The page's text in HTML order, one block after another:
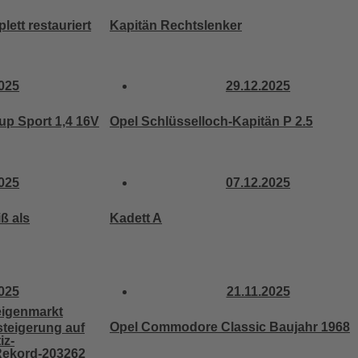
restauriert Kapitän Rechtslenker
Sport 1,4 16V
29.12.2025
Opel Schlüsselloch-Kapitän P 2.5
als
07.12.2025
Kadett A
auf
203262
21.11.2025
Opel Commodore Classic Baujahr 1968